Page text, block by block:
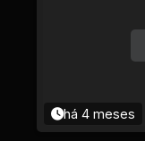
há 4 meses